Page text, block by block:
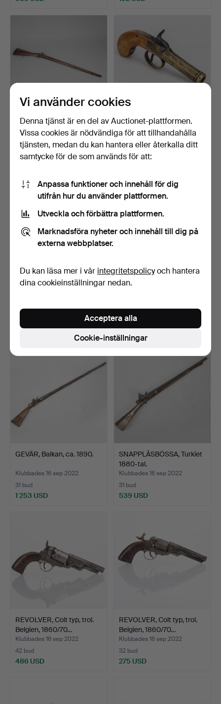
SLAGLÅSGEVÄR 1700-TAL
SCHERTIGER
STOCKHOLM.
Klubbades 22 okt 2024
7 bud
SLAGLÅSPISTOL, svensk,
mässing.
Klubbades 16 okt 2024
15 bud
KABYLBÖSSOR, 2 st,
Klubbades 27 sep 2022
37 USD
KABYLBÖSSOR, 3 st,
Klubbades 16 sep 2022
1 bud
32 USD
GEVÄR, Balkan, ca. 1890.
Klubbades 16 sep 2022
31 bud
1 253 USD
SNAPPLÅSBÖSSA, Turkiet
1880-tal.
Klubbades 16 sep 2022
31 bud
539 USD
REVOLVER, Colt typ, trol.
Belgien, 1860/70…
Klubbades 16 sep 2022
42 bud
486 USD
REVOLVER, Colt typ, trol.
Belgien, 1860/70…
Klubbades 16 sep 2022
32 bud
275 USD
Vi använder cookies
Denna tjänst är en del av Auctionet-plattformen.
Vissa cookies är nödvändiga för att tillhandahålla
tjänsten, medan du kan hantera eller återkalla ditt
samtycke för de som används för att:
Anpassa funktioner och innehåll för dig
utifrån hur du använder plattformen.
Utveckla och förbättra plattformen.
Marknadsföra nyheter och innehåll till dig på
externa webbplatser.
Du kan läsa mer i vår integritetspolicyoch hantera
dina cookieinställningar nedan.
Cookie-inställningar
Acceptera alla